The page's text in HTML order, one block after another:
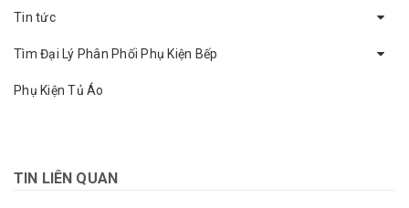
Tin tức
Tìm Đại Lý Phân Phối Phụ Kiện Bếp
Phụ Kiện Tủ Áo
TIN LIÊN QUAN